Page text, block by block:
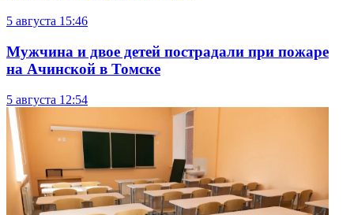
5 августа 15:46
Мужчина и двое детей пострадали при пожаре
на Ачинской в Томске
5 августа 12:54